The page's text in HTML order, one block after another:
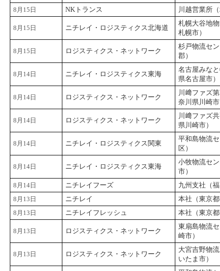
8月15日
NKトランス 川越営業所
8月15日 ニチレイ・ロジスティクス北海道
札幌大谷地
札幌市）
8月15日 ロジスティクス・ネットワーク
杉戸物流セ
郡）
8月14日 ニチレイ・ロジスティクス東海
名古屋みな
県名古屋市）
8月14日 ロジスティクス・ネットワーク
川﨑ファズ
奈川県川崎
8月14日 ロジスティクス・ネットワーク
川﨑ファズ
県川崎市）
8月14日 ニチレイ・ロジスティクス関東
平和島物流
区）
8月14日 ニチレイ・ロジスティクス東海
小牧物流セ
市）
8月14日
ニチレイフーズ
九州支社（
8月13日
ニチレイ
本社（東京
8月13日
ニチレイフレッシュ 本社（東京
8月13日 ロジスティクス・ネットワーク
東扇島物流
崎市）
8月13日 ロジスティクス・ネットワーク
大宮吉野物
いたま市）